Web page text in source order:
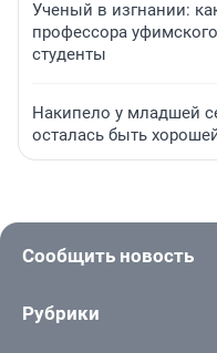
Ученый в изгнании:
профессора
студенты
Накипело у младшей
осталась быть
Сообщить новость
Рубрики